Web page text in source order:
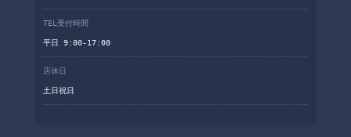
TEL受付時間
平日 9:00-17:00
店休日
土日祝日